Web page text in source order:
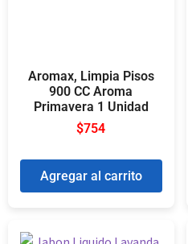
Aromax, Limpia Pisos
900 CC Aroma
Primavera 1 Unidad
$754
Agregar al carrito